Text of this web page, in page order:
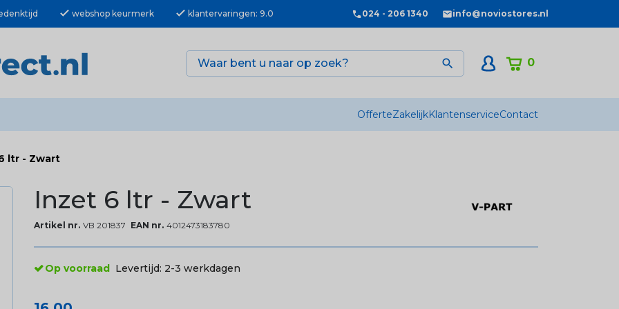
check webshop keurmerk check klantervaringen: 9.0 024 - 206 1340 info@noviostores.nl
0

OfferteZakelijkKlantenserviceContact
ltr - Zwart
Inzet 6 ltr - Zwart
Artikel nr. VB 201837 EAN nr. 4012473183780
Op voorraad Levertijd: 2-3 werkdagen